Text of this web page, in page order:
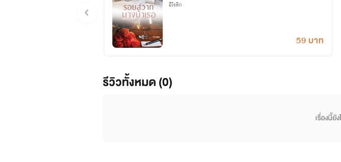
อีโรติก
59 บาท
รีวิวทั้งหมด (0)
เรื่องนี้ยั